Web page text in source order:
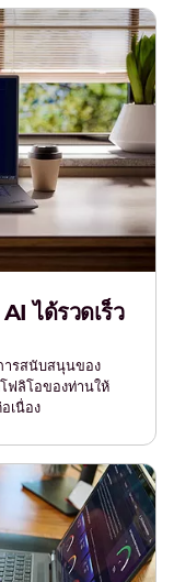
ได้รวดเร็ว
ารสนับสนุนของ
ฟลิโอของท่านให้
เนื่อง